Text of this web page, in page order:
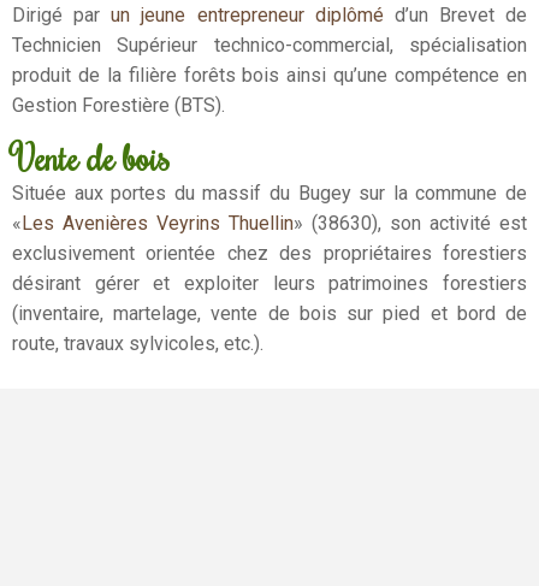
Dirigé parun jeune entrepreneur diplômé d’un Brevet de
Technicien Supérieur technico-commercial, spécialisation
produit de la filière forêts bois ainsi qu’une compétence en
Gestion Forestière (BTS).
Vente de bois
Située aux portes du massif du Bugey sur la commune de
« Les Avenières Veyrins Thuellin» (38630), son activité est
exclusivement orientée chez des propriétaires forestiers
désirant gérer et exploiter leurs patrimoines forestiers
(inventaire, martelage, vente de bois sur pied et bord de
route, travaux sylvicoles, etc.).